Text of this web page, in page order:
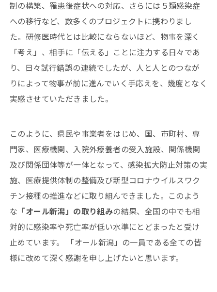
制の構築、罹患後症状への対応、さらには５類感染症
への移行など、数多くのプロジェクトに携わりまし
た。研修医時代とは比較にならないほど、物事を深く
「考え」、相手に「伝える」ことに注力する日々であ
り、日々試行錯誤の連続でしたが、人と人とのつなが
りによって物事が前に進んでいく手応えを、幾度となく
実感させていただきました。
このように、県民や事業者をはじめ、国、市町村、専
門家、医療機関、入院外療養者の受入施設、関係機関
及び関係団体等が一体となって、感染拡大防止対策の実
施、医療提供体制の整備及び新型コロナウイルスワク
チン接種の推進などに取り組んできました。このよう
な 「オール新潟」の取り組みの結果、全国の中でも相
対的に感染率や死亡率が低い水準にとどまったと受け
止めています。 「オール新潟」の一員である全ての皆
様に改めて深く感謝を申し上げたいと思います。